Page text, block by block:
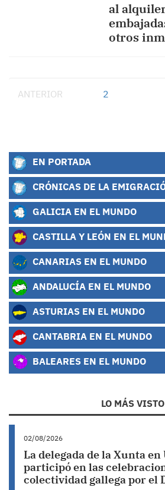
al
otros
ANTERIOR 2
EN PORTADA
CRÓNICAS DE LA
GALICIA EN EL MUNDO
CASTILLA Y LEÓN EN EL
CANARIAS EN EL MUNDO
ANDALUCÍA EN EL MUNDO
ASTURIAS EN EL MUNDO
CANTABRIA EN EL MUNDO
BALEARES EN EL MUNDO
LO MÁS VISTO
02/08/2026
La delegada de la Xunta
participó en las
colectividad gallega por el